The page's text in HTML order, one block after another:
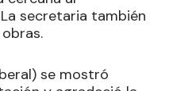
secretaria también
se mostró